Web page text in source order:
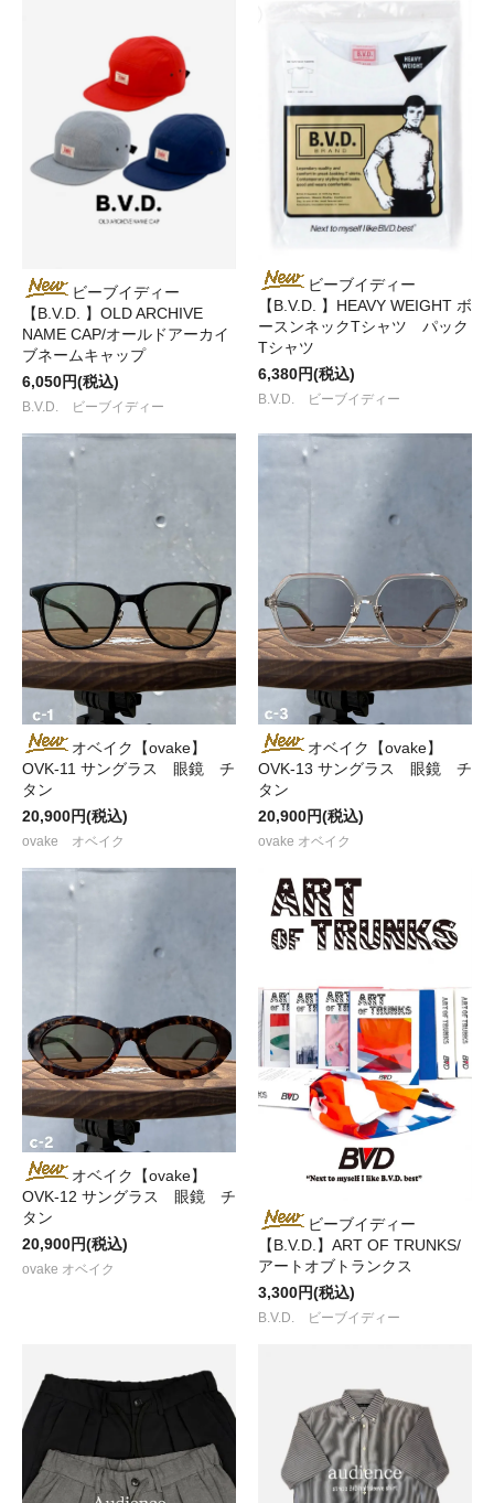
ビーブイディー
【B.V.D. 】OLD ARCHIVE
NAME CAP/オールドアーカイ
ブネームキャップ
6,050円(税込)
B.V.D. ビーブイディー
ビーブイディー
【B.V.D. 】HEAVY WEIGHT ボ
ースンネックTシャツ パック
Tシャツ
6,380円(税込)
B.V.D. ビーブイディー
オベイク【ovake】
OVK-11 サングラス 眼鏡 チ
タン
20,900円(税込)
ovake オベイク
オベイク【ovake】
OVK-13 サングラス 眼鏡 チ
タン
20,900円(税込)
ovake オベイク
オベイク【ovake】
OVK-12 サングラス 眼鏡 チ
タン
20,900円(税込)
ovake オベイク
ビーブイディー
【B.V.D.】ART OF TRUNKS/
アートオブトランクス
3,300円(税込)
B.V.D. ビーブイディー